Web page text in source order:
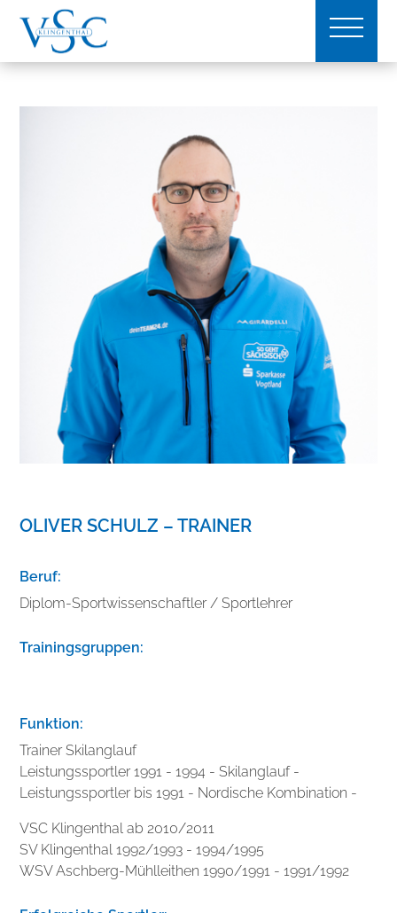
OLIVER SCHULZ – TRAINER
Beruf:
Diplom-Sportwissenschaftler / Sportlehrer
Trainingsgruppen:
Funktion:
Trainer Skilanglauf
Leistungssportler 1991 - 1994 - Skilanglauf -
Leistungssportler bis 1991 - Nordische Kombination -
VSC Klingenthal ab 2010/2011
SV Klingenthal 1992/1993 - 1994/1995
WSV Aschberg-Mühlleithen 1990/1991 - 1991/1992